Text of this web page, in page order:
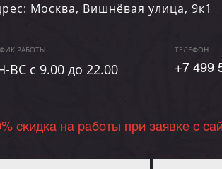
Москва, Вишнёвая улица, 9к1
РАБОТЫ
ВC c 9.00 до 22.00
ТЕЛЕФОН
+7 499
скидка на работы при заявке с